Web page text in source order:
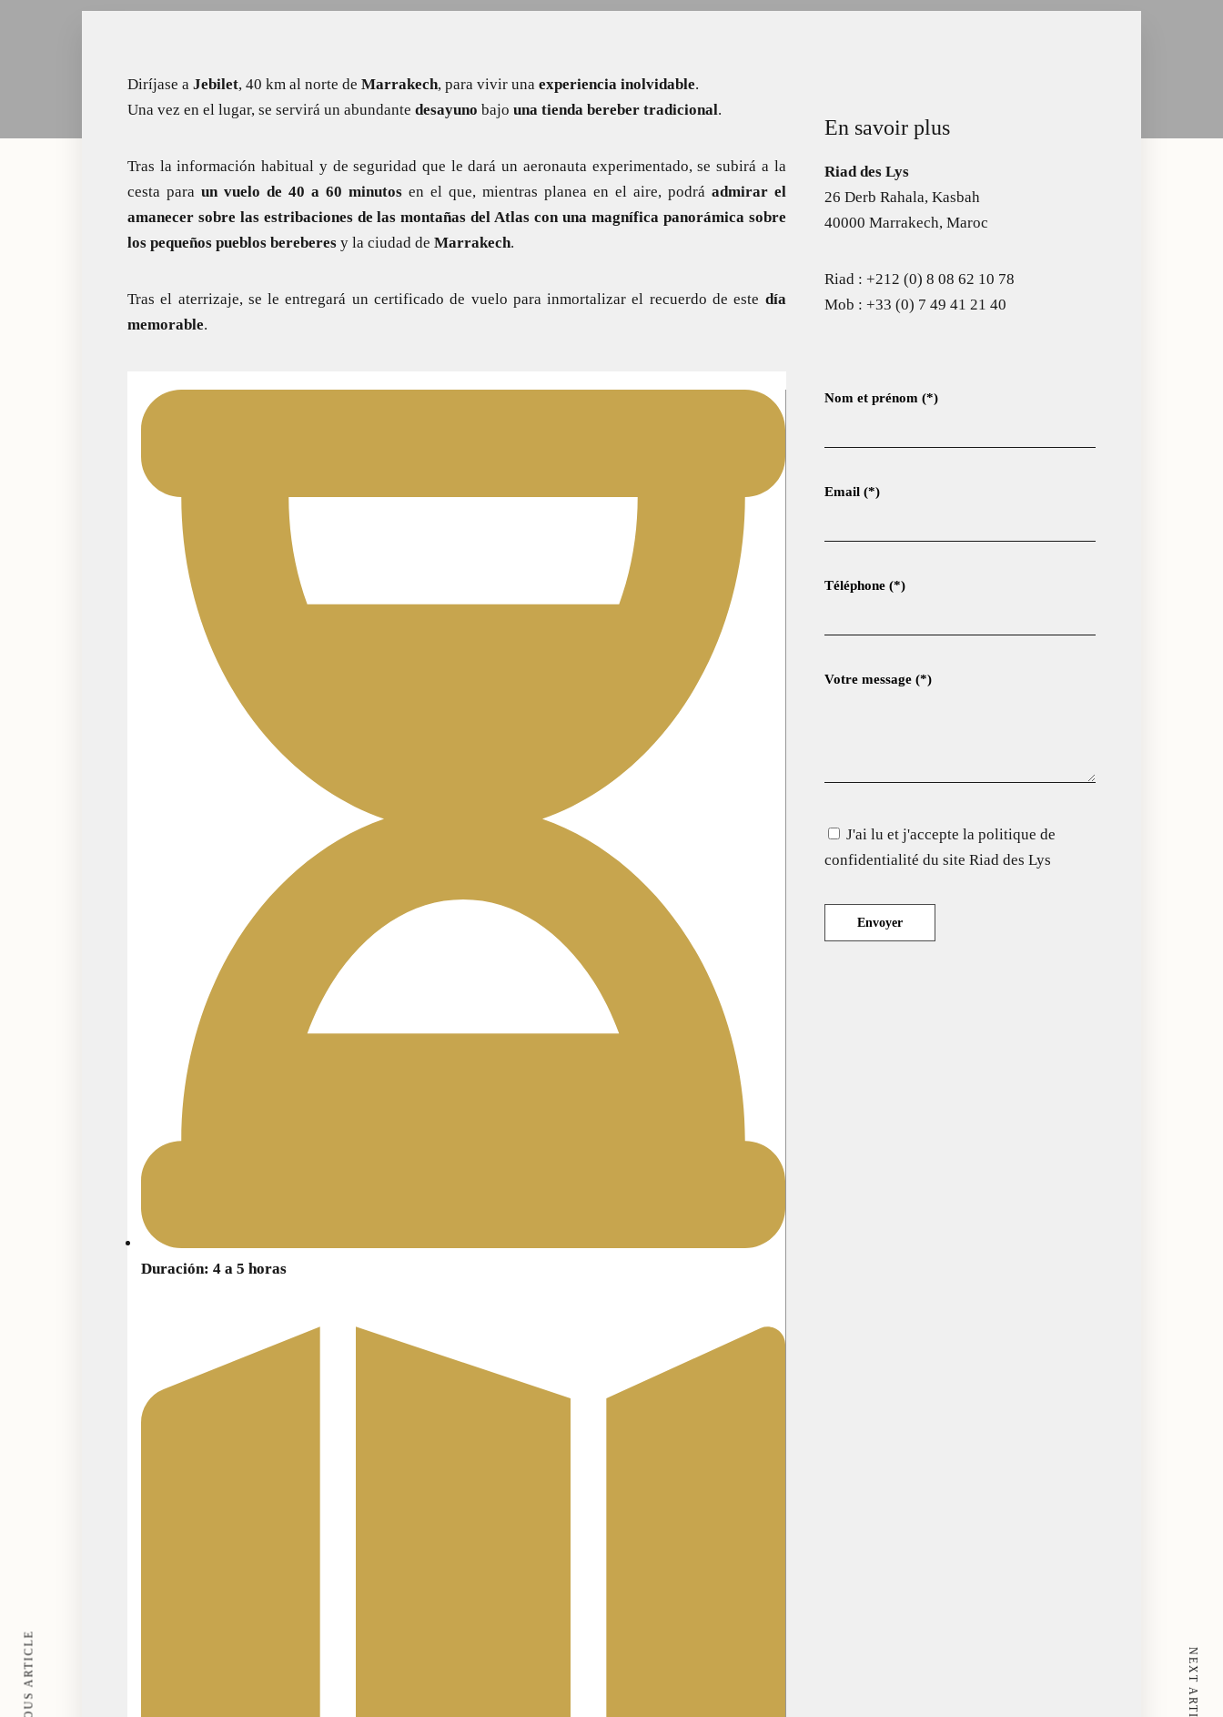
Diríjase a Jebilet, 40 km al norte de Marrakech, para vivir una experiencia inolvidable.
Una vez en el lugar, se servirá un abundante desayuno bajo una tienda bereber tradicional.
Tras la información habitual y de seguridad que le dará un aeronauta experimentado, se subirá a la
cesta para un vuelo de 40 a 60 minutosen el que, mientras planea en el aire, podrá admirar el
amanecer sobre las estribaciones de las montañas del Atlas con una magnífica panorámica sobre
los pequeños pueblos bereberes y la ciudad de Marrakech.
Tras el aterrizaje, se le entregará un certificado de vuelo para inmortalizar el recuerdo de este día
memorable.
Duración: 4 a 5 horas
NEXT ARTICLE
En savoir plus
Riad des Lys
26 Derb Rahala, Kasbah
40000 Marrakech, Maroc
Riad :+212 (0) 8 08 62 10 78
Mob :+33 (0) 7 49 41 21 40
Nom et prénom (*)
Email (*)
Téléphone (*)
Votre message (*)
J'ai lu et j'accepte la politique de
confidentialité du site Riad des Lys